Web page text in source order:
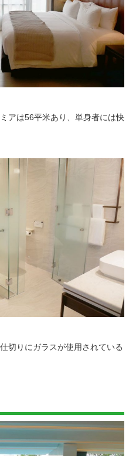
アは56平米あり、単身者には快
切りにガラスが使用されている